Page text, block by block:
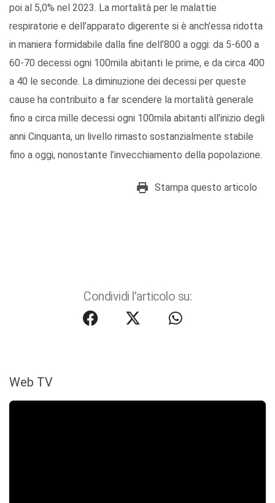
poi al 5,0% nel 2023. La mortalità per le malattie
respiratorie e dell’apparato digerente si è anch’essa ridotta
in maniera formidabile dalla fine dell’800 a oggi: da 5-600 a
60-70 decessi ogni 100mila abitanti le prime, e da circa 400
a 40 le seconde. La diminuzione dei decessi per queste
cause ha contribuito a far scendere la mortalità generale
fino a circa mille decessi ogni 100mila abitanti all’inizio degli
anni Cinquanta, un livello rimasto sostanzialmente stabile
fino a oggi, nonostante l’invecchiamento della popolazione.
Stampa questo articolo
Condividi l'articolo su:
Web TV